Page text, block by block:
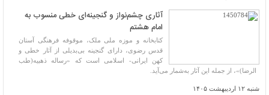
آثاری چشم‌نواز و گنجینه‌ای خطی منسوب به
امام هشتم
کتابخانه و موزه ملی ملک، موقوفه فرهنگی آستان
قدس رضوی، دارای گنجینه بی‌بدیلی از آثار خطی و
کهن ایرانی- اسلامی است که «رساله ذهبیه(طب‌
الرضا)»، از جمله این آثار به‌شمار می‌آید.
شنبه ۱۲ اردیبهشت ۱۴۰۵